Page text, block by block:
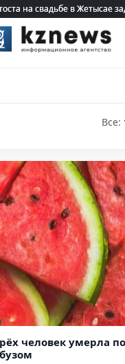
на свадьбе в Жетысае
на свадьбе в Жетысае
Все:
человек умерла